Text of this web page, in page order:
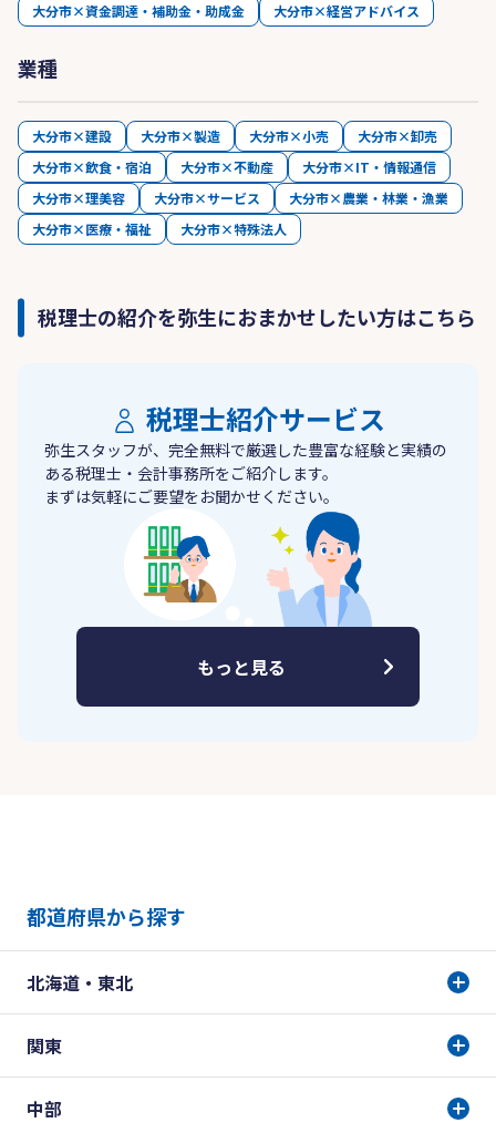
大分市×資金調達・補助金・助成金
大分市×経営アドバイス
業種
大分市×建設 大分市×製造 大分市×小売
大分市×卸売
大分市×飲食・宿泊
大分市×不動産
大分市×IT・情報通信
大分市×理美容
大分市×サービス
大分市×農業・林業・漁業
大分市×医療・福祉
大分市×特殊法人
税理士の紹介を弥生におまかせしたい方はこちら
税理士紹介サービス
弥生スタッフが、完全無料で厳選した豊富な経験と実績の
ある税理士・会計事務所をご紹介します。
まずは気軽にご要望をお聞かせください。
もっと見る
都道府県から探す
北海道・東北
関東
中部